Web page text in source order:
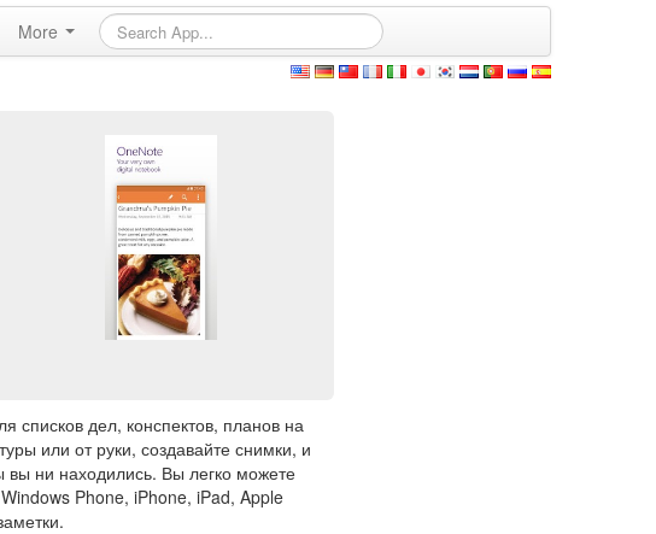
More
списков дел, конспектов, планов на
или от руки, создавайте снимки, и
вы ни находились. Вы легко можете
Phone, iPhone, iPad, Apple